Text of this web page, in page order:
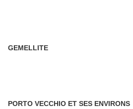
GEMELLITE
PORTO VECCHIO ET SES ENVIRONS